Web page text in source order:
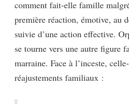
comment fait-elle famille
première réaction, émotive, au
suivie d’une action effective.
se tourne vers une autre figure
marraine. Face à l’inceste,
réajustements familiaux :